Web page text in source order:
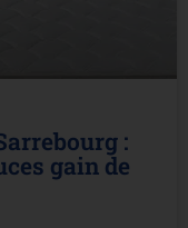
:
gain de